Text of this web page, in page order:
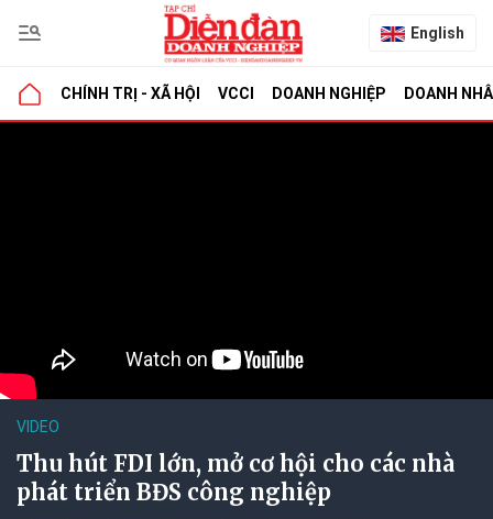
English
CHÍNH TRỊ - XÃ HỘI VCCI DOANH NGHIỆP DOANH
VIDEO
Thu hút FDI lớn, mở cơ hội cho các nhà
phát triển BĐS công nghiệp